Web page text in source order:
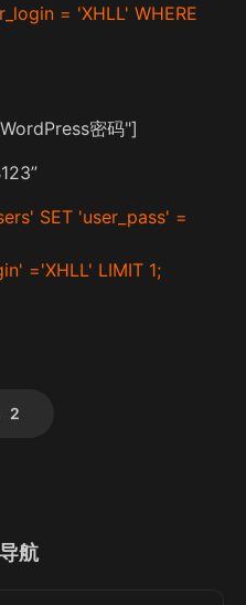
= 'XHLL' WHERE
密码"]
SET 'user_pass' =
='XHLL' LIMIT 1;
2
航